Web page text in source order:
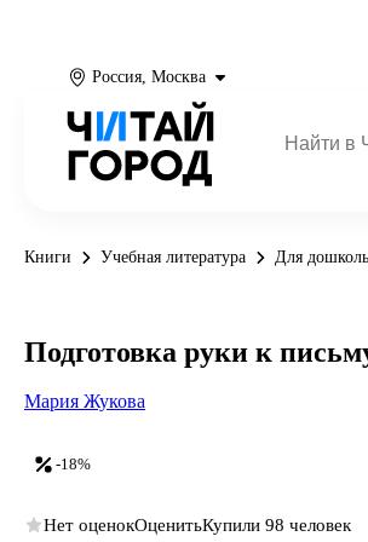
Россия, Москва
Книги Учебная литература Для
-18%
Подготовка руки к
Мария Жукова
Нет оценокОценитьКупили 98 человек